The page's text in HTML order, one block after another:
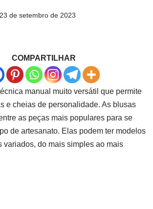
23 de setembro de 2023
COMPARTILHAR
manual muito versátil que permite
e cheias de personalidade. As blusas
as peças mais populares para se
de artesanato. Elas podem ter modelos
variados, do mais simples ao mais